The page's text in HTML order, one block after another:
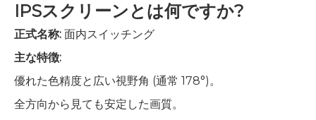
IPSスクリーンとは何ですか?
正式名称: 面内スイッチング
主な特徴:
優れた色精度と広い視野角 (通常 178°)。
全方向から見ても安定した画質。